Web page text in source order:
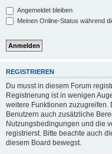
Angemeldet bleiben
Meinen Online-Status während
REGISTRIEREN
Du musst in diesem Forum
Registrierung ist in wenigen
weitere Funktionen zuzugreifen.
Benutzern auch zusätzliche
Nutzungsbedingungen und die
registrierst. Bitte beachte auch
diesem Board bewegst.